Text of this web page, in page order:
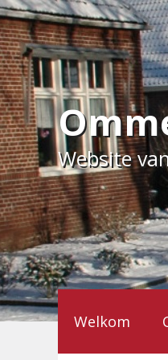
Ga
naar
de
inhoud
Website
Welkom